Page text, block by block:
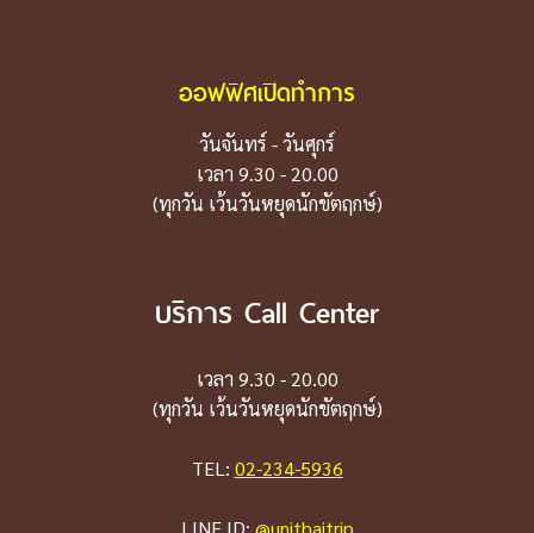
ออฟฟิศเปิดทำการ
วันจันทร์ - วันศุกร์
เวลา 9.30 - 20.00
(ทุกวัน เว้นวันหยุดนักขัตฤกษ์)
บริการ Call Center
เวลา 9.30 - 20.00
(ทุกวัน เว้นวันหยุดนักขัตฤกษ์)
TEL: 02-234-5936
LINE ID: @unithaitrip